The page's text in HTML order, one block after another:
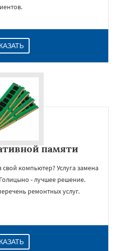
памяти
компьютер? Услуга замена
- лучшее решение.
ремонтных услуг.